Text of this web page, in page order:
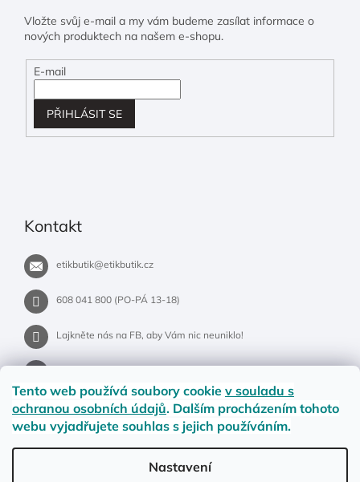
Tento web používá soubory cookie v souladu s
ochranou osobních údajů. Dalším procházením tohoto
webu vyjadřujete souhlas s jejich používáním.
Nastavení
Vložte svůj e-mail a my vám budeme zasílat informace o
nových produktech na našem e-shopu.
E-mail
PŘIHLÁSIT SE
Kontakt
etikbutik@etikbutik.cz
608 041 800 (PO-PÁ 13-18)
Lajkněte nás na FB, aby Vám nic neuniklo!
Jak na vrácení nebo reklamaci?